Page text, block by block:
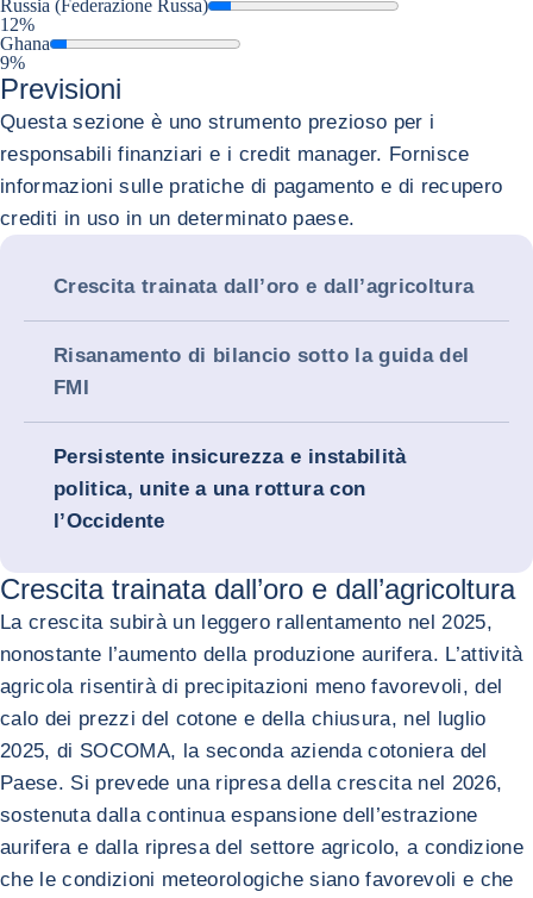
Russia (Federazione Russa)
12%
Ghana
9%
Previsioni
Questa sezione è uno strumento prezioso per i
responsabili finanziari e i credit manager. Fornisce
informazioni sulle pratiche di pagamento e di recupero
crediti in uso in un determinato paese.
Crescita trainata dall’oro e dall’agricoltura
Risanamento di bilancio sotto la guida del
FMI
Persistente insicurezza e instabilità
politica, unite a una rottura con
l’Occidente
Crescita trainata dall’oro e dall’agricoltura
La crescita subirà un leggero rallentamento nel 2025,
nonostante l’aumento della produzione aurifera. L’attività
agricola risentirà di precipitazioni meno favorevoli, del
calo dei prezzi del cotone e della chiusura, nel luglio
2025, di SOCOMA, la seconda azienda cotoniera del
Paese. Si prevede una ripresa della crescita nel 2026,
sostenuta dalla continua espansione dell’estrazione
aurifera e dalla ripresa del settore agricolo, a condizione
che le condizioni meteorologiche siano favorevoli e che